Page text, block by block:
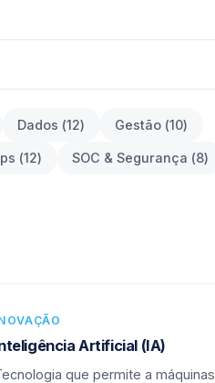
Dados (12) Gestão (10)
(12) SOC & Segurança (8)
Artificial (IA)
que permite a máquinas